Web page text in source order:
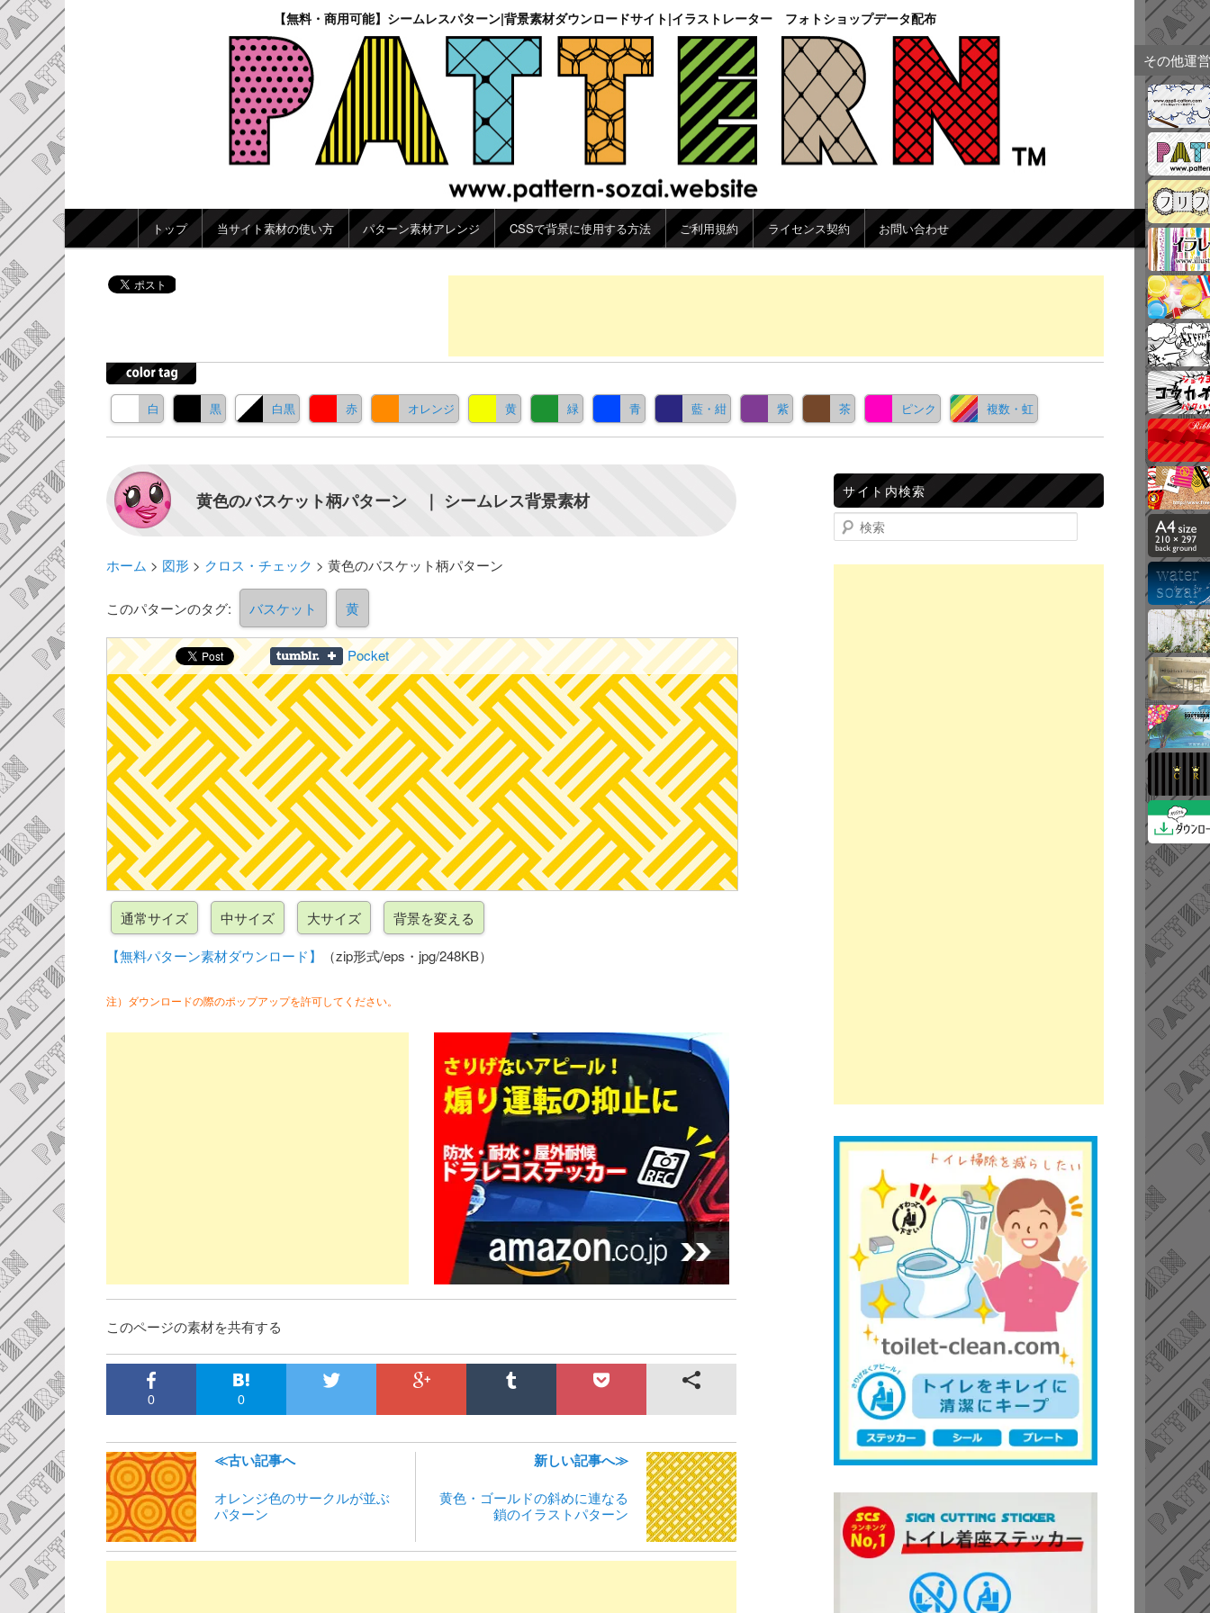
【無料・商用可能】シームレスパターン|背景素材ダウンロードサイト|イラストレーター フォトショップデータ配布
メインメニュー
メインコンテンツへ移動
サブコンテンツへ移動
トップ 当サイト素材の使い方 パターン素材アレンジ CSSで背景に使用する方法 ご利用規約 ライセンス契約 お問い合わせ
白 黒 白黒 赤 オレンジ 黄 緑 青 藍・紺 紫 茶 ピンク 複数・虹
黄色のバスケット柄パターン ｜ シームレス背景素材
ホーム > 図形> クロス・チェック > 黄色のバスケット柄パターン
このパターンのタグ: バスケット 黄
Pocket
【無料パターン素材ダウンロード】 （zip形式/eps・jpg/248KB）
注）ダウンロードの際のポップアップを許可してください。
このページの素材を共有する
0 0
≪古い記事へ
オレンジ色のサークルが並ぶ
パターン
新しい記事へ≫
黄色・ゴールドの斜めに連なる
鎖のイラストパターン
サイト内検索
検索
その他運